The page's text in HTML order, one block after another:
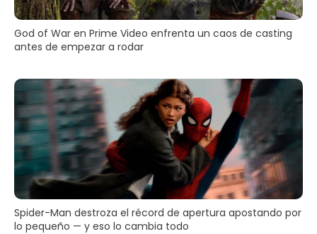
God of War en Prime Video enfrenta un caos de casting
antes de empezar a rodar
Spider-Man destroza el récord de apertura apostando por
lo pequeño — y eso lo cambia todo